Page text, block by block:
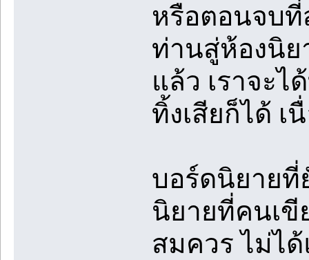
หรือตอนจบที่
ท่านสู่ห้องนิย
แล้ว เราจะ
ทิ้งเสียก็ได้ เ
บอร์ดนิยายที่
นิยายที่คนเขี
สมควร ไม่ไ